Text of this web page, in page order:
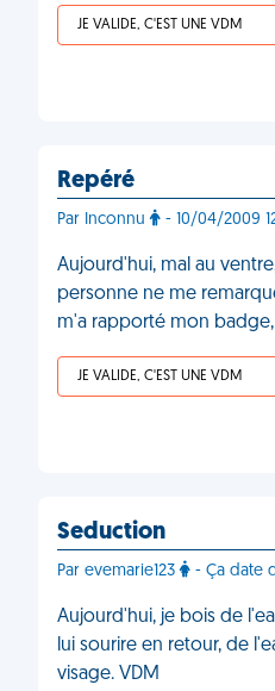
JE VALIDE, C'EST UNE VDM
Repéré
Par Inconnu - 10/04/2009
Aujourd'hui, mal au
personne ne me
m'a rapporté mon badge,
JE VALIDE, C'EST UNE VDM
Seduction
Par evemarie123 - Ça date
Aujourd'hui, je bois de
lui sourire en retour, de
visage. VDM